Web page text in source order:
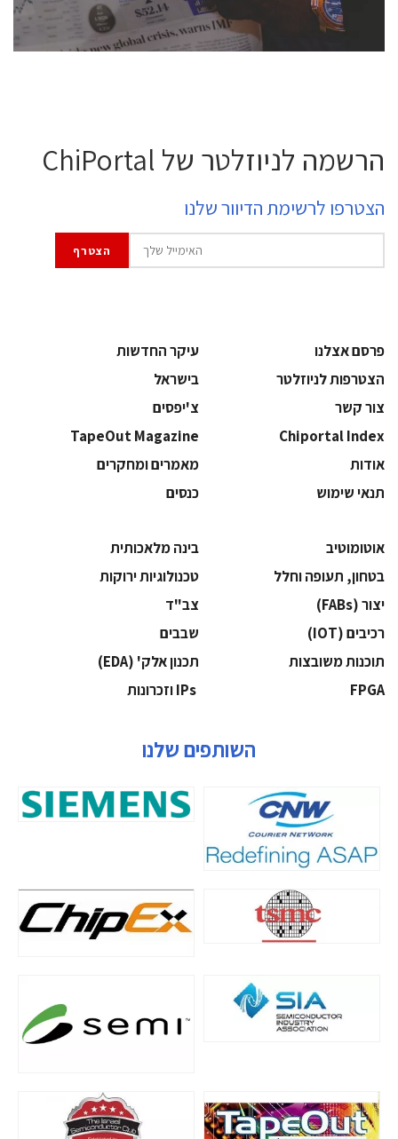
לחץ לפרטים
הרשמה לניוזלטר של ChiPortal
הצטרפו לרשימת הדיוור שלנו
פרסם אצלנו
עיקר החדשות
הצטרפות לניוזלטר
בישראל
צור קשר
צ'יפסים
Chiportal Index
TapeOut Magazine
אודות
מאמרים ומחקרים
תנאי שימוש
כנסים
אוטומוטיב
בינה מלאכותית
בטחון, תעופה וחלל
‫טכנולוגיות ירוקות‬
‫יצור (‪(FABs‬‬
‫צב"ד‬
‫רכיבים‬ (IOT)
‫שבבים‬
‫תוכנות משובצות‬
‫תכנון אלק' (‪(EDA‬‬
‫‪FPGA‬‬
השותפים שלנו